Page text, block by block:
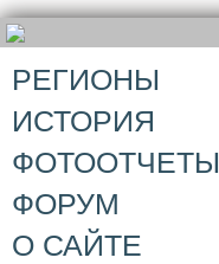
РЕГИОНЫ
ИСТОРИЯ
ФОТООТЧЕТЫ
ФОРУМ
О САЙТЕ